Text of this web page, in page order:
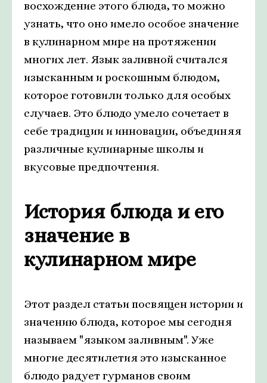
восхождение этого блюда, то можно
узнать, что оно имело особое значение
в кулинарном мире на протяжении
многих лет. Язык заливной считался
изысканным и роскошным блюдом,
которое готовили только для особых
случаев. Это блюдо умело сочетает в
себе традиции и инновации, объединяя
различные кулинарные школы и
вкусовые предпочтения.
История блюда и его
значение в
кулинарном мире
Этот раздел статьи посвящен истории и
значению блюда, которое мы сегодня
называем "языком заливным". Уже
многие десятилетия это изысканное
блюдо радует гурманов своим